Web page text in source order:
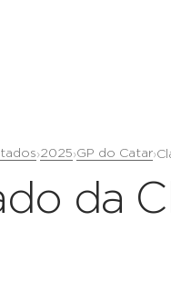
›2025›GP do Catar›
da